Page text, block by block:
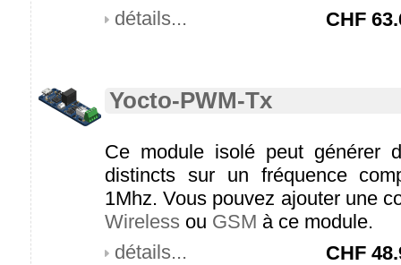
détails...
CHF
Yocto-PWM-Tx
Ce module isolé peut générer
distincts sur un fréquence
1Mhz. Vous pouvez ajouter une
Wireless ou GSM à ce module.
détails...
CHF